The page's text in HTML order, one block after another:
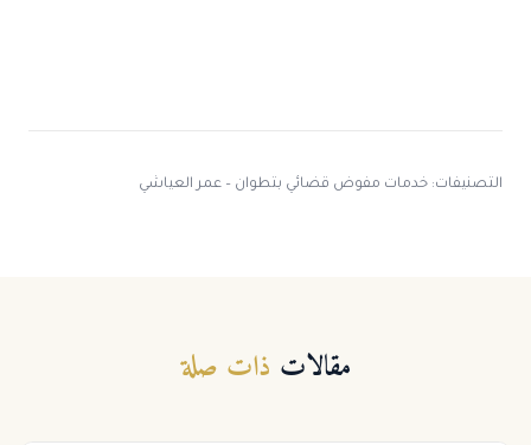
التصنيفات: خدمات مفوض قضائي بتطوان – عمر العياشي
مقالات ذات صلة